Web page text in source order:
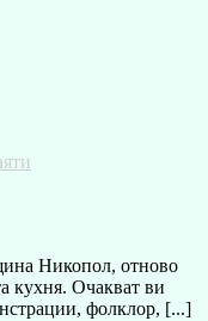
Никопол, отново
кухня. Очакват ви
фолклор, [...]